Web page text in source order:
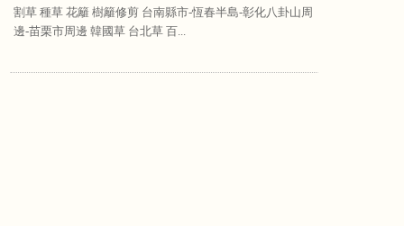
割草 種草 花籬 樹籬修剪 台南縣市-恆春半島-彰化八卦山周
邊-苗栗市周邊 韓國草 台北草 百...